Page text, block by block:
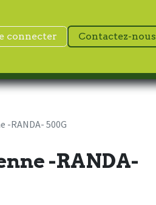
connecter Contactez-nous
-RANDA- 500G
-RANDA-